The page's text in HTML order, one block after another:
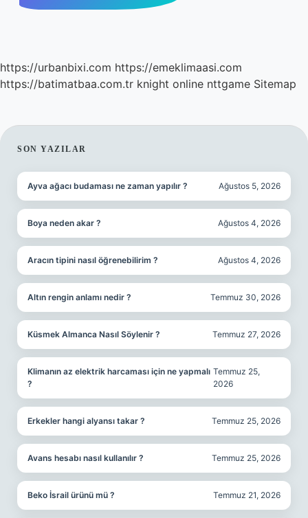
https://urbanbixi.com https://emeklimaasi.com
https://batimatbaa.com.tr knight online nttgame Sitemap
SIDEBAR
SON YAZILAR
Ayva ağacı budaması ne zaman yapılır ? Ağustos 5, 2026
Boya neden akar ? Ağustos 4, 2026
Aracın tipini nasıl öğrenebilirim ? Ağustos 4, 2026
Altın rengin anlamı nedir ? Temmuz 30, 2026
Küsmek Almanca Nasıl Söylenir ? Temmuz 27, 2026
Klimanın az elektrik harcaması için ne yapmalı
?
Temmuz 25,
2026
Erkekler hangi alyansı takar ? Temmuz 25, 2026
Avans hesabı nasıl kullanılır ? Temmuz 25, 2026
Beko İsrail ürünü mü ? Temmuz 21, 2026